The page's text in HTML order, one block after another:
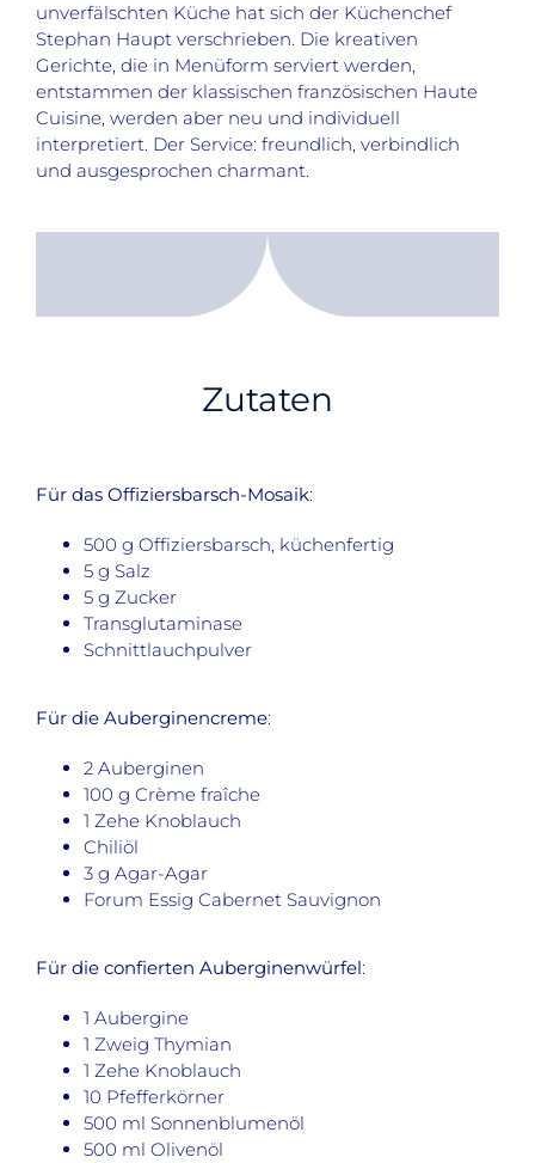
unverfälschten Küche hat sich der Küchenchef
Stephan Haupt verschrieben. Die kreativen
Gerichte, die in Menüform serviert werden,
entstammen der klassischen französischen Haute
Cuisine, werden aber neu und individuell
interpretiert. Der Service: freundlich, verbindlich
und ausgesprochen charmant.
Zutaten
Für das Offiziersbarsch-Mosaik:
500 g Offiziersbarsch, küchenfertig
5 g Salz
5 g Zucker
Transglutaminase
Schnittlauchpulver
Für die Auberginencreme:
2 Auberginen
100 g Crème fraîche
1 Zehe Knoblauch
Chiliöl
3 g Agar-Agar
Forum Essig Cabernet Sauvignon
Für die confierten Auberginenwürfel:
1 Aubergine
1 Zweig Thymian
1 Zehe Knoblauch
10 Pfefferkörner
500 ml Sonnenblumenöl
500 ml Olivenöl